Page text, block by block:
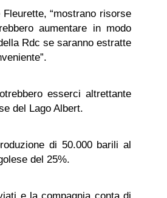
“mostrano risorse
aumentare in modo
Rdc se saranno estratte
esserci altrettante
del Lago Albert.
di 50.000 barili al
del 25%.